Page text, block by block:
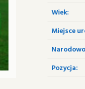
Wiek:
Miejsce
Pozycja: